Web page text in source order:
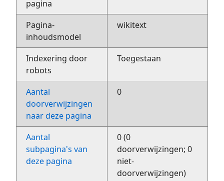
pagina
Pagina-
inhoudsmodel
wikitext
Indexering door
robots
Toegestaan
Aantal
doorverwijzingen
naar deze pagina
0
Aantal
subpagina's van
deze pagina
0 (0
doorverwijzingen; 0
niet-
doorverwijzingen)